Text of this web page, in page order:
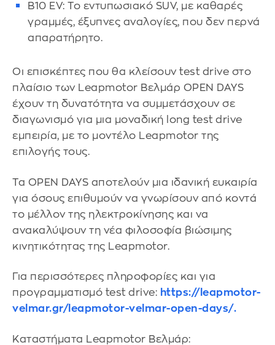
B10 EV: Το εντυπωσιακό SUV, με καθαρές
γραμμές, έξυπνες αναλογίες, που δεν περνά
απαρατήρητο.
Οι επισκέπτες που θα κλείσουν test drive στο
πλαίσιο των Leapmotor Βελμάρ OPEN DAYS
έχουν τη δυνατότητα να συμμετάσχουν σε
διαγωνισμό για μια μοναδική long test drive
εμπειρία, με το μοντέλο Leapmotor της
επιλογής τους.
Τα OPEN DAYS αποτελούν μια ιδανική ευκαιρία
για όσους επιθυμούν να γνωρίσουν από κοντά
το μέλλον της ηλεκτροκίνησης και να
ανακαλύψουν τη νέα φιλοσοφία βιώσιμης
κινητικότητας της Leapmotor.
Για περισσότερες πληροφορίες και για
προγραμματισμό test drive: https://leapmotor-
velmar.gr/leapmotor-velmar-open-days/.
Καταστήματα Leapmotor Βελμάρ: